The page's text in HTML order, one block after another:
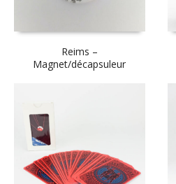
Reims –
Magnet/décapsuleur